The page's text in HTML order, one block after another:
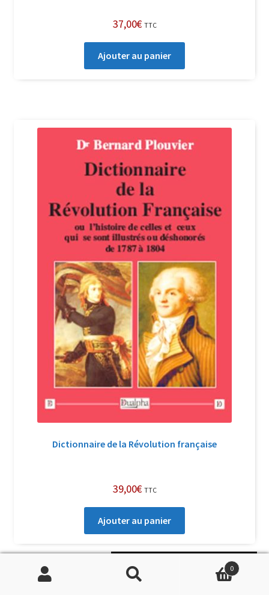
37,00€ TTC
Ajouter au panier
Dictionnaire de la Révolution française
39,00€ TTC
Ajouter au panier
Recherche
Recherche
0
Soutenir Philippe Randa